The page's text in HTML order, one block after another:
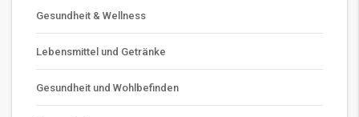
Gesundheit & Wellness
Lebensmittel und Getränke
Gesundheit und Wohlbefinden